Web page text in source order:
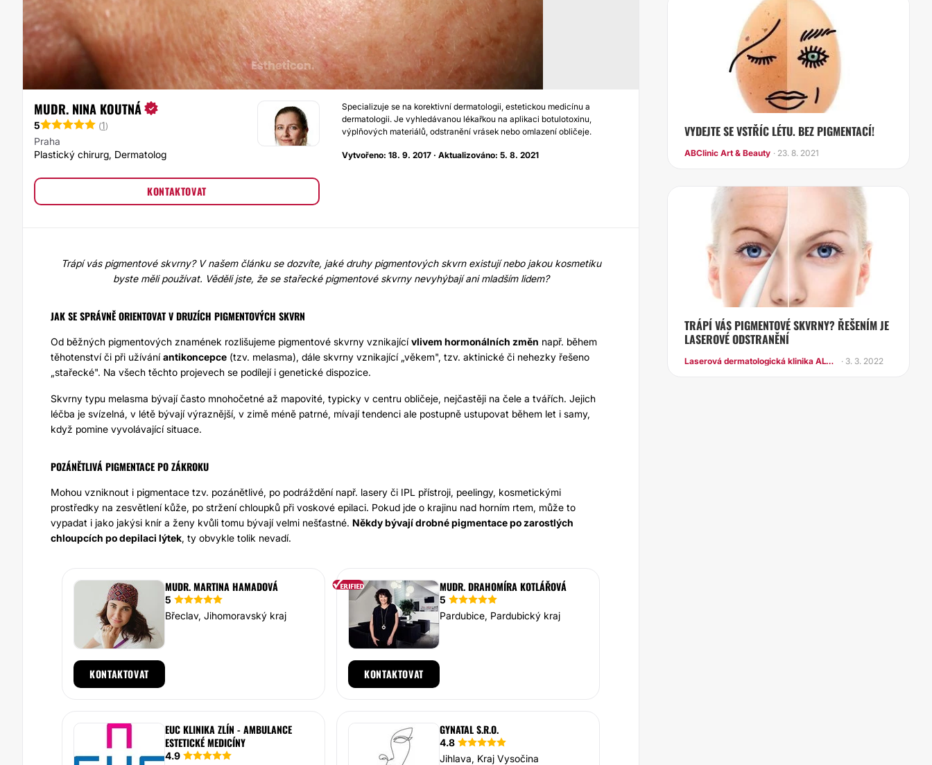
MUDR. NINA KOUTNÁ
5 (1)
Praha
Plastický chirurg, Dermatolog
KONTAKTOVAT
Specializuje se na korektivní dermatologii, estetickou medicínu a
dermatologii. Je vyhledávanou lékařkou na aplikaci botulotoxinu,
výplňových materiálů, odstranění vrásek nebo omlazení obličeje.
Vytvořeno: 18. 9. 2017 · Aktualizováno: 5. 8. 2021
Trápí vás pigmentové skvrny? V našem článku se dozvíte, jaké druhy pigmentových skvrn existují nebo jakou kosmetiku
byste měli používat. Věděli jste, že se stařecké pigmentové skvrny nevyhýbají ani mladším lidem?
JAK SE SPRÁVNĚ ORIENTOVAT V DRUZÍCH PIGMENTOVÝCH SKVRN
Od běžných pigmentových znamének rozlišujeme pigmentové skvrny vznikajícívlivem hormonálních změn např. během
těhotenství či při užíváníantikoncepce (tzv. melasma), dále skvrny vznikající „věkem", tzv. aktinické či nehezky řešeno
„stařecké". Na všech těchto projevech se podílejí i genetické dispozice.
Skvrny typu melasma bývají často mnohočetné až mapovité, typicky v centru obličeje, nejčastěji na čele a tvářích. Jejich
léčba je svízelná, v létě bývají výraznější, v zimě méně patrné, mívají tendenci ale postupně ustupovat během let i samy,
když pomine vyvolávající situace.
POZÁNĚTLIVÁ PIGMENTACE PO ZÁKROKU
Mohou vzniknout i pigmentace tzv. pozánětlivé, po podráždění např. lasery či IPL přístroji, peelingy, kosmetickými
prostředky na zesvětlení kůže, po stržení chloupků při voskové epilaci. Pokud jde o krajinu nad horním rtem, může to
vypadat i jako jakýsi knír a ženy kvůli tomu bývají velmi nešťastné. Někdy bývají drobné pigmentace po zarostlých
chloupcích po depilaci lýtek, ty obvykle tolik nevadí.
MUDR. MARTINA HAMADOVÁ
5
Břeclav, Jihomoravský kraj
KONTAKTOVAT
MUDR. DRAHOMÍRA KOTLÁŘOVÁ
5
Pardubice, Pardubický kraj
KONTAKTOVAT
EUC KLINIKA ZLÍN - AMBULANCE
ESTETICKÉ MEDICÍNY
4.9
GYNATAL S.R.O.
4.8
Jihlava, Kraj Vysočina
VYDEJTE SE VSTŘÍC LÉTU. BEZ PIGMENTACÍ!
ABClinic Art & Beauty · 23. 8. 2021
TRÁPÍ VÁS PIGMENTOVÉ SKVRNY? ŘEŠENÍM JE
LASEROVÉ ODSTRANĚNÍ
Laserová dermatologická klinika ALTOS · 3. 3. 2022